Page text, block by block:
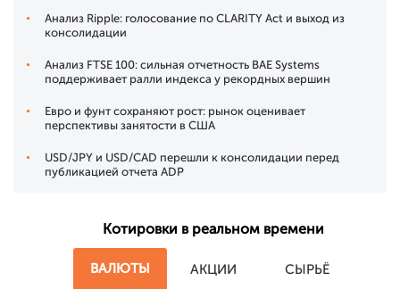
Анализ Ripple: голосование по CLARITY Act и выход из
консолидации
Анализ FTSE 100: сильная отчетность BAE Systems
поддерживает ралли индекса у рекордных вершин
Евро и фунт сохраняют рост: рынок оценивает
перспективы занятости в США
USD/JPY и USD/CAD перешли к консолидации перед
публикацией отчета ADP
Котировки в реальном времени
ВАЛЮТЫ АКЦИИ СЫРЬЁ